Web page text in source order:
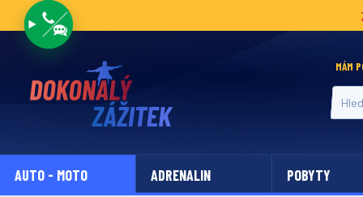
MÁM
AUTO - MOTO ADRENALIN POBYTY